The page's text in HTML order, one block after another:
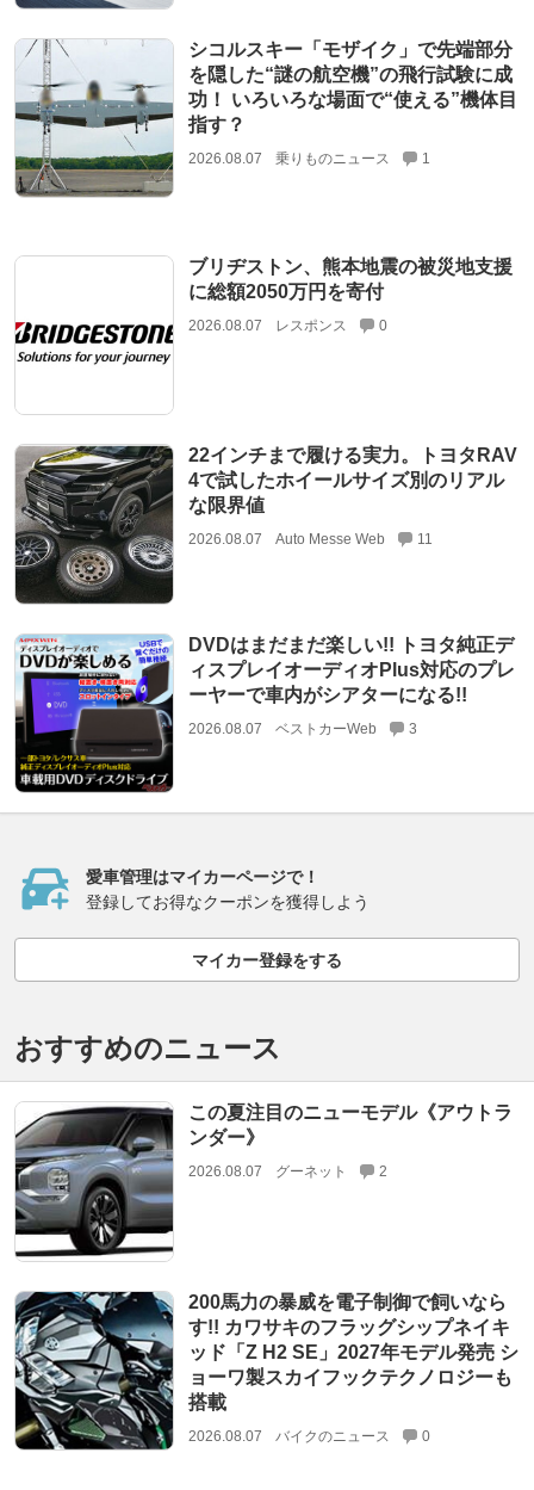
シコルスキー「モザイク」で先端部分
を隠した“謎の航空機”の飛行試験に成
功！ いろいろな場面で“使える”機体目
指す？
2026.08.07 乗りものニュース 1
ブリヂストン、熊本地震の被災地支援
に総額2050万円を寄付
2026.08.07 レスポンス 0
22インチまで履ける実力。トヨタRAV
4で試したホイールサイズ別のリアル
な限界値
2026.08.07 Auto Messe Web 11
DVDはまだまだ楽しい!! トヨタ純正デ
ィスプレイオーディオPlus対応のプレ
ーヤーで車内がシアターになる!!
2026.08.07 ベストカーWeb 3
愛車管理はマイカーページで！
登録してお得なクーポンを獲得しよう
マイカー登録をする
おすすめのニュース
この夏注目のニューモデル《アウトラ
ンダー》
2026.08.07 グーネット 2
200馬力の暴威を電子制御で飼いなら
す!! カワサキのフラッグシップネイキ
ッド「Z H2 SE」2027年モデル発売 シ
ョーワ製スカイフックテクノロジーも
搭載
2026.08.07 バイクのニュース 0